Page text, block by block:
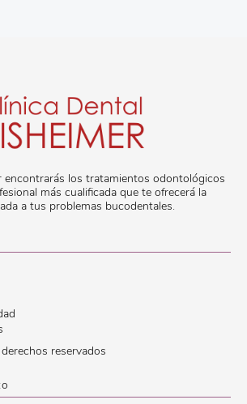
encontrarás los tratamientos odontológicos
más cualificada que te ofrecerá la
a tus problemas bucodentales.
reservados